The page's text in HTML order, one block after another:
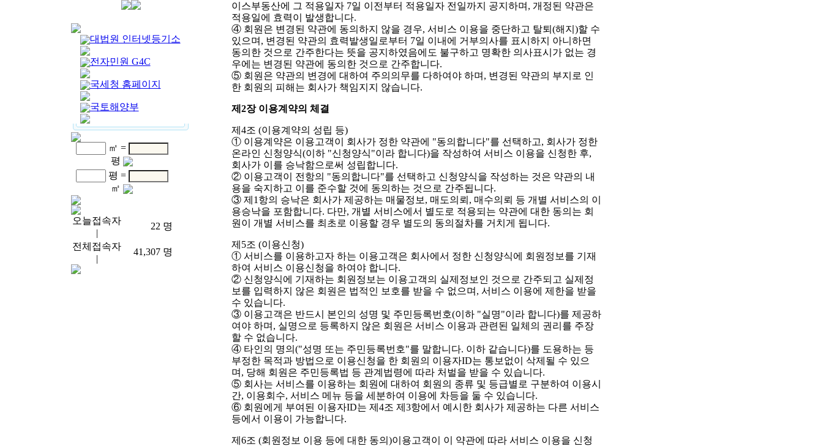
대법원 인터넷등기소
전자민원 G4C
국세청 홈페이지
국토해양부
㎡ =
평
평 =
㎡
오늘접속자
|
22 명
전체접속자
|
41,307 명
이스부동산에 그 적용일자 7일 이전부터 적용일자 전일까지 공지하며, 개정된 약관은
적용일에 효력이 발생합니다.
④ 회원은 변경된 약관에 동의하지 않을 경우, 서비스 이용을 중단하고 탈퇴(해지)할 수
있으며, 변경된 약관의 효력발생일로부터 7일 이내에 거부의사를 표시하지 아니하면
동의한 것으로 간주한다는 뜻을 공지하였음에도 불구하고 명확한 의사표시가 없는 경
우에는 변경된 약관에 동의한 것으로 간주합니다.
⑤ 회원은 약관의 변경에 대하여 주의의무를 다하여야 하며, 변경된 약관의 부지로 인
한 회원의 피해는 회사가 책임지지 않습니다.
제2장 이용계약의 체결
제4조 (이용계약의 성립 등)
① 이용계약은 이용고객이 회사가 정한 약관에 "동의합니다"를 선택하고, 회사가 정한
온라인 신청양식(이하 "신청양식"이라 합니다)을 작성하여 서비스 이용을 신청한 후,
회사가 이를 승낙함으로써 성립합니다.
② 이용고객이 전항의 "동의합니다"를 선택하고 신청양식을 작성하는 것은 약관의 내
용을 숙지하고 이를 준수할 것에 동의하는 것으로 간주됩니다.
③ 제1항의 승낙은 회사가 제공하는 매물정보, 매도의뢰, 매수의뢰 등 개별 서비스의 이
용승낙을 포함합니다. 다만, 개별 서비스에서 별도로 적용되는 약관에 대한 동의는 회
원이 개별 서비스를 최초로 이용할 경우 별도의 동의절차를 거치게 됩니다.
제5조 (이용신청)
① 서비스를 이용하고자 하는 이용고객은 회사에서 정한 신청양식에 회원정보를 기재
하여 서비스 이용신청을 하여야 합니다.
② 신청양식에 기재하는 회원정보는 이용고객의 실제정보인 것으로 간주되고 실제정
보를 입력하지 않은 회원은 법적인 보호를 받을 수 없으며, 서비스 이용에 제한을 받을
수 있습니다.
③ 이용고객은 반드시 본인의 성명 및 주민등록번호(이하 "실명"이라 합니다)를 제공하
여야 하며, 실명으로 등록하지 않은 회원은 서비스 이용과 관련된 일체의 권리를 주장
할 수 없습니다.
④ 타인의 명의("성명 또는 주민등록번호"를 말합니다. 이하 같습니다)를 도용하는 등
부정한 목적과 방법으로 이용신청을 한 회원의 이용자ID는 통보없이 삭제될 수 있으
며, 당해 회원은 주민등록법 등 관계법령에 따라 처벌을 받을 수 있습니다.
⑤ 회사는 서비스를 이용하는 회원에 대하여 회원의 종류 및 등급별로 구분하여 이용시
간, 이용회수, 서비스 메뉴 등을 세분하여 이용에 차등을 둘 수 있습니다.
⑥ 회원에게 부여된 이용자ID는 제4조 제3항에서 예시한 회사가 제공하는 다른 서비스
등에서 이용이 가능합니다.
제6조 (회원정보 이용 등에 대한 동의)이용고객이 이 약관에 따라 서비스 이용을 신청